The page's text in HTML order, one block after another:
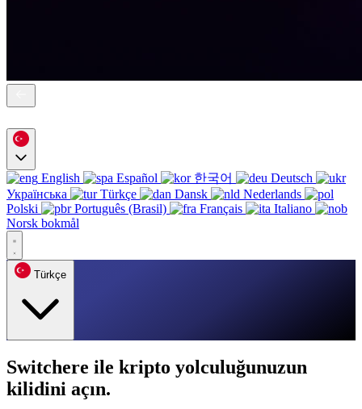
English Español 한국어
Deutsch
Українська
Türkçe Dansk
Nederlands
Polski
Português (Brasil) Français
Italiano
Norsk bokmål
Türkçe
Switchere ile kripto yolculuğunuzun
kilidini açın.